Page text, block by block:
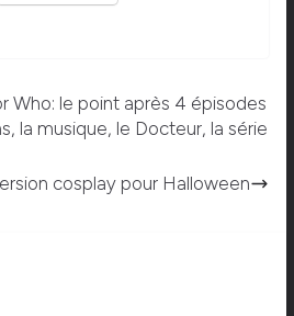
Who: le point après 4 épisodes
la musique, le Docteur, la série
cosplay pour Halloween